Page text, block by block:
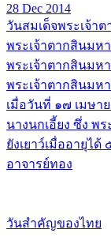
28 Dec 2014
วันสมเด็จพระเจ้า
พระเจ้าตากสินมห
พระเจ้าตากสินมห
พระเจ้าตากสินมห
เมื่อวันที่ ๑๗ เมษา
นางนกเอี้ยง ซึ่ง พ
ยังเยาว์เมื่ออายุไ
อาจารย์ทอง
วันสำคัญของไทย